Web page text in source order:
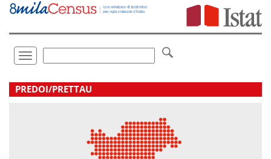
Vai
direttamente
Toggle
navigation
.
PREDOI/PRETTAU